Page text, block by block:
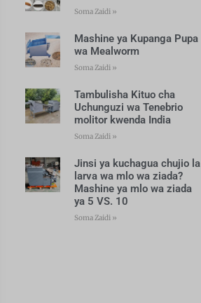
Soma Zaidi »
Mashine ya Kupanga Pupa
wa Mealworm
Soma Zaidi »
Tambulisha Kituo cha
Uchunguzi wa Tenebrio
molitor kwenda India
Soma Zaidi »
Jinsi ya kuchagua chujio la
larva wa mlo wa ziada?
Mashine ya mlo wa ziada
ya 5 VS. 10
Soma Zaidi »